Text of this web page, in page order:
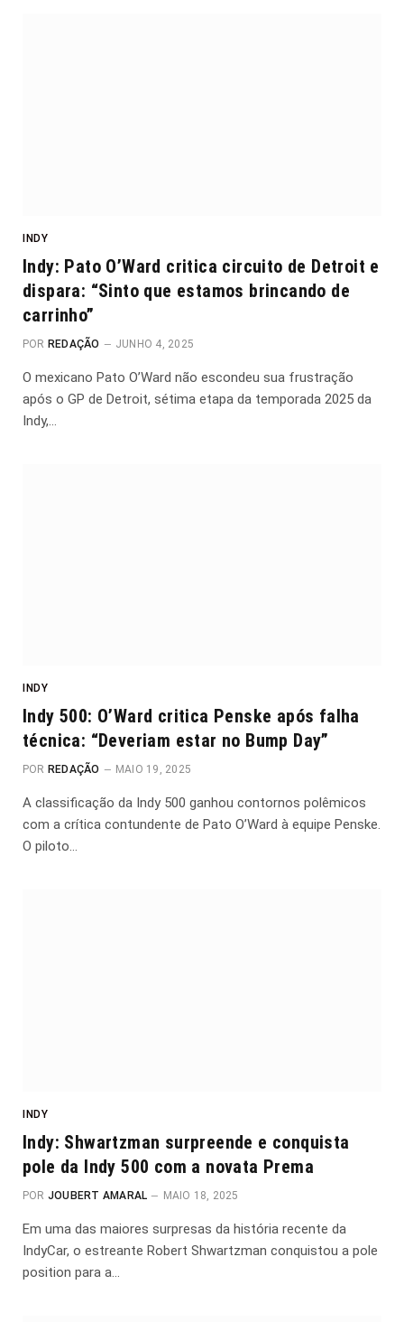
INDY
Indy: Pato O’Ward critica circuito de Detroit e
dispara: “Sinto que estamos brincando de
carrinho”
POR REDAÇÃO JUNHO 4, 2025
O mexicano Pato O’Ward não escondeu sua frustração
após o GP de Detroit, sétima etapa da temporada 2025 da
Indy,…
INDY
Indy 500: O’Ward critica Penske após falha
técnica: “Deveriam estar no Bump Day”
POR REDAÇÃO MAIO 19, 2025
A classificação da Indy 500 ganhou contornos polêmicos
com a crítica contundente de Pato O’Ward à equipe Penske.
O piloto…
INDY
Indy: Shwartzman surpreende e conquista
pole da Indy 500 com a novata Prema
POR JOUBERT AMARAL MAIO 18, 2025
Em uma das maiores surpresas da história recente da
IndyCar, o estreante Robert Shwartzman conquistou a pole
position para a…